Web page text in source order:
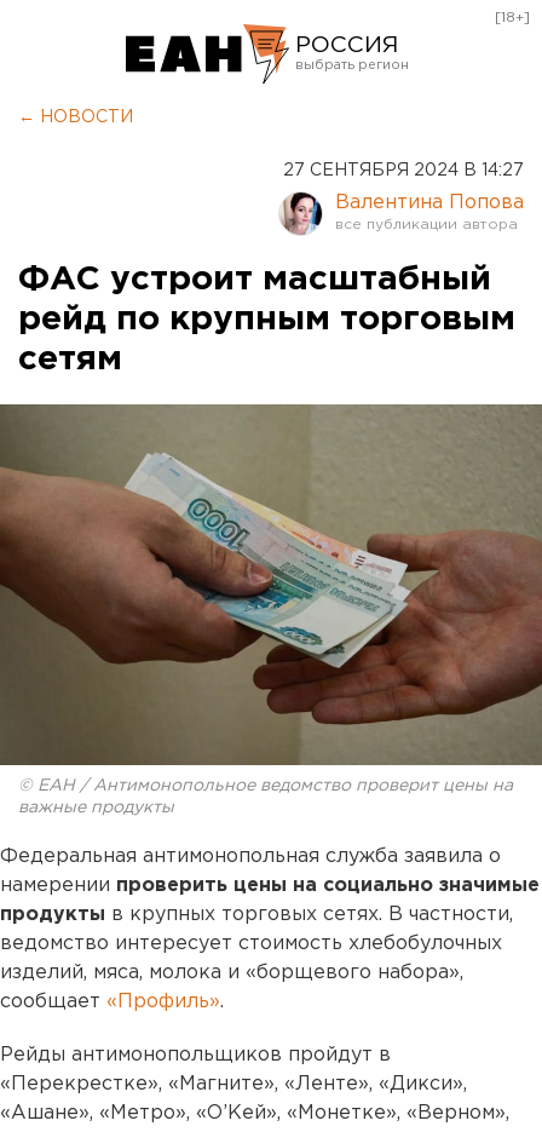
РОССИЯ
Курган
Оренбург
[18+]
← НОВОСТИ
27 СЕНТЯБРЯ 2024 В 14:27
Валентина Попова
ФАС устроит масштабный
рейд по крупным торговым
сетям
© ЕАН / Антимонопольное ведомство проверит цены на
важные продукты
Федеральная антимонопольная служба заявила о
намерении проверить цены на социально значимые
продукты в крупных торговых сетях. В частности,
ведомство интересует стоимость хлебобулочных
изделий, мяса, молока и «борщевого набора»,
сообщает «Профиль».
Рейды антимонопольщиков пройдут в
«Перекрестке», «Магните», «Ленте», «Дикси»,
«Ашане», «Метро», «О’Кей», «Монетке», «Верном»,